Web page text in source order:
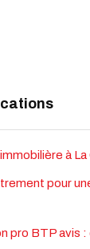
à
pour
pro BTP avis